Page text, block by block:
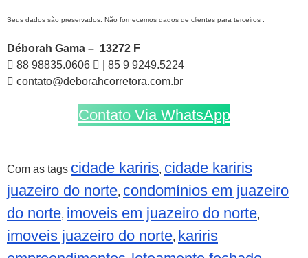
Seus dados são preservados. Não fornecemos dados de clientes para terceiros .
Déborah Gama – 13272 F
88 98835.0606
| 85 9 9249.5224
contato@deborahcorretora.com.br
Contato Via WhatsApp
Com as tags cidade kariris, cidade kariris
juazeiro do norte, condomínios em juazeiro
do norte, imoveis em juazeiro do norte,
imoveis juazeiro do norte, kariris